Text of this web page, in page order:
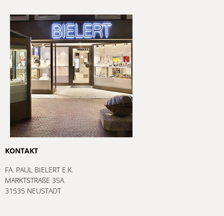
KONTAKT
FA. PAUL BIELERT E.K.
MARKTSTRAßE 35A
31535 NEUSTADT